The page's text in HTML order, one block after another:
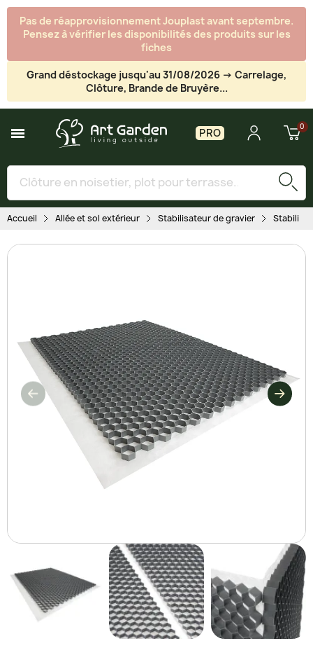
Pas de réapprovisionnement Jouplast avant septembre.
Pensez à vérifier les disponibilités des produits sur les
fiches
Grand déstockage jusqu'au 31/08/2026 -> Carrelage,
Clôture, Brande de Bruyère...
PRO
Accueil Allée et sol extérieur Stabilisateur de gravier